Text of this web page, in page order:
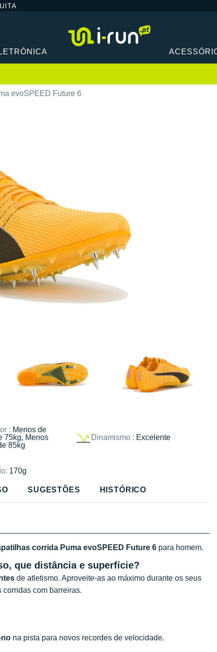
evoSPEED Future 6
: Menos de
75kg, Menos
85kg
Dinamismo : Excelente
170g
SUGESTÕES HISTÓRICO
corrida Puma evoSPEED Future 6 para homem.
que distância e superfície?
de atletismo. Aproveite-as ao máximo durante os seus
com barreiras.
na pista para novos recordes de velocidade.